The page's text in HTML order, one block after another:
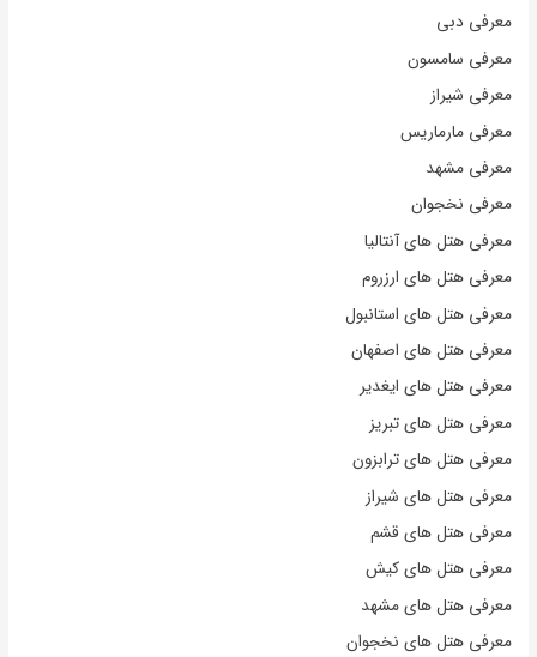
معرفی دبی
معرفی سامسون
معرفی شیراز
معرفی مارماریس
معرفی مشهد
معرفی نخجوان
معرفی هتل های آنتالیا
معرفی هتل های ارزروم
معرفی هتل های استانبول
معرفی هتل های اصفهان
معرفی هتل های ایغدیر
معرفی هتل های تبریز
معرفی هتل های ترابزون
معرفی هتل های شیراز
معرفی هتل های قشم
معرفی هتل های کیش
معرفی هتل های مشهد
معرفی هتل های نخجوان